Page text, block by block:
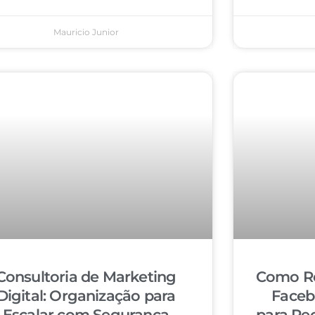
Mauricio Junior
de Marketing
Organização para
Como